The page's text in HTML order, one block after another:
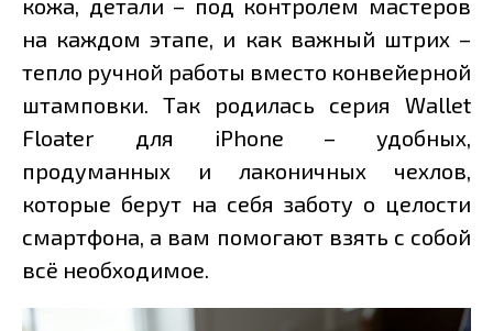
кожа, детали – под контролем мастеров
на каждом этапе, и как важный штрих –
тепло ручной работы вместо конвейерной
штамповки. Так родилась серия Wallet
Floater для iPhone – удобных,
продуманных и лаконичных чехлов,
которые берут на себя заботу о целости
смартфона, а вам помогают взять с собой
всё необходимое.